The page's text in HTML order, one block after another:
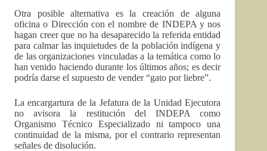
Otra posible alternativa es la creación de alguna
oficina o Dirección con el nombre de INDEPA y nos
hagan creer que no ha desaparecido la referida entidad
para calmar las inquietudes de la población indígena y
de las organizaciones vinculadas a la temática como lo
han venido haciendo durante los últimos años; es decir
podría darse el supuesto de vender “gato por liebre”.
La encargartura de la Jefatura de la Unidad Ejecutora
no avisora la restitución del INDEPA como
Organismo Técnico Especializado ni tampoco una
continuidad de la misma, por el contrario representan
señales de disolución.